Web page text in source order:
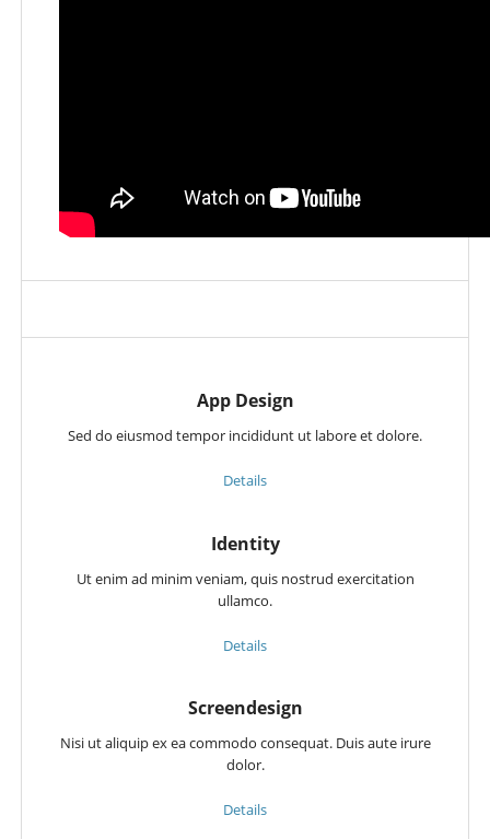
App Design
Sed do eiusmod tempor incididunt ut labore et dolore.
Details
Identity
Ut enim ad minim veniam, quis nostrud exercitation
ullamco.
Details
Screendesign
Nisi ut aliquip ex ea commodo consequat. Duis aute irure
dolor.
Details